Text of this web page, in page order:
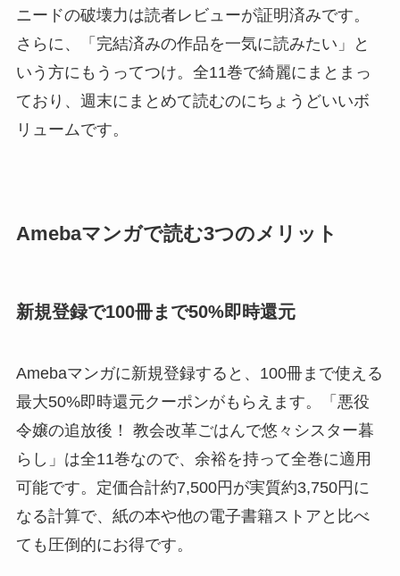
ニードの破壊力は読者レビューが証明済みです。
さらに、「完結済みの作品を一気に読みたい」と
いう方にもうってつけ。全11巻で綺麗にまとまっ
ており、週末にまとめて読むのにちょうどいいボ
リュームです。
Amebaマンガで読む3つのメリット
新規登録で100冊まで50%即時還元
Amebaマンガに新規登録すると、100冊まで使える
最大50%即時還元クーポンがもらえます。「悪役
令嬢の追放後！ 教会改革ごはんで悠々シスター暮
らし」は全11巻なので、余裕を持って全巻に適用
可能です。定価合計約7,500円が実質約3,750円に
なる計算で、紙の本や他の電子書籍ストアと比べ
ても圧倒的にお得です。